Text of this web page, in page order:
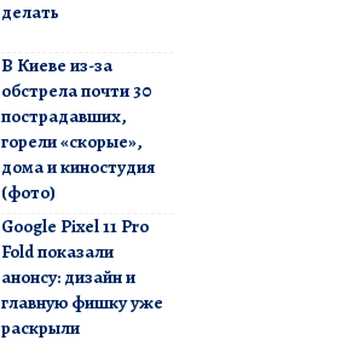
делать
В Киеве из-за
обстрела почти 30
пострадавших,
горели «скорые»,
дома и киностудия
(фото)
Google Pixel 11 Pro
Fold показали
анонсу: дизайн и
главную фишку уже
раскрыли